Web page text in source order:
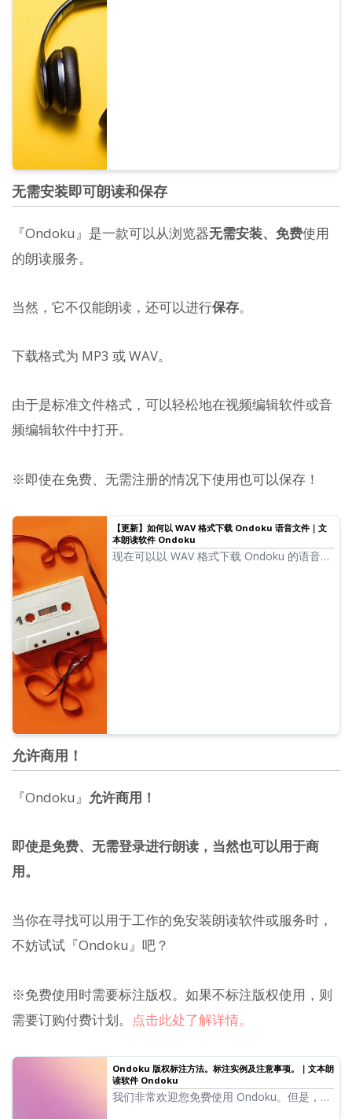
无需安装即可朗读和保存
『Ondoku』是一款可以从浏览器无需安装、免费使用
的朗读服务。
当然，它不仅能朗读，还可以进行保存。
下载格式为 MP3 或 WAV。
由于是标准文件格式，可以轻松地在视频编辑软件或音
频编辑软件中打开。
※即使在免费、无需注册的情况下使用也可以保存！
【更新】如何以 WAV 格式下载 Ondoku 语音文件｜文
本朗读软件 Ondoku
现在可以以 WAV 格式下载 Ondoku 的语音
允许商用！
『Ondoku』 允许商用！
即使是免费、无需登录进行朗读，当然也可以用于商
用。
当你在寻找可以用于工作的免安装朗读软件或服务时，
不妨试试『Ondoku』吧？
※免费使用时需要标注版权。如果不标注版权使用，则
需要订购付费计划。 点击此处了解详情。
Ondoku 版权标注方法。标注实例及注意事项。｜文本朗
读软件 Ondoku
我们非常欢迎您免费使用 Ondoku。但是，免